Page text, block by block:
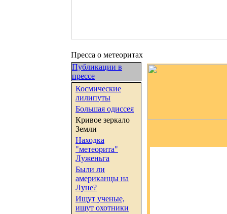
Пресса о метеоритах
Публикации в
прессе
Космические
лилипуты
Большая одиссея
Кривое зеркало
Земли
Находка
"метеорита"
Луженьга
Были ли
американцы на
Луне?
Ищут ученые,
ищут охотники